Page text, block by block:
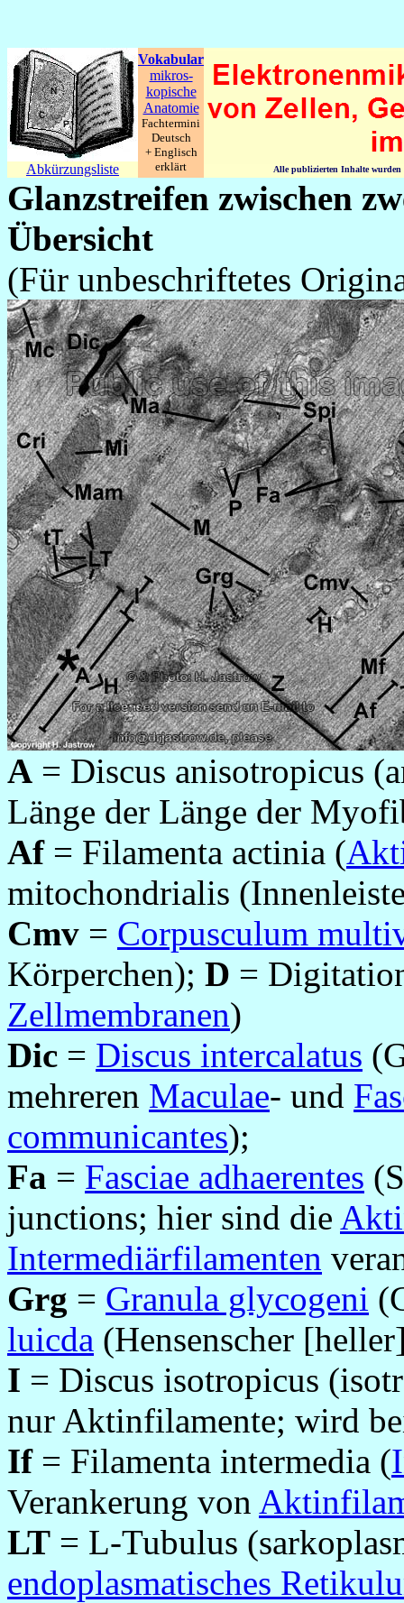
Abkürzungsliste
Vokabular
mikros-
kopische
Anatomie
Fachtermini
Deutsch
+ Englisch
erklärt
Alle publizierten Inhalte
Glanzstreifen zwischen
Übersicht
(Für unbeschriftetes
A = Discus anisotropicus
Länge der Länge der
Af= Filamenta actinia (
mitochondrialis
Cmv = Corpusculum
Körperchen); D =
Zellmembranen)
Dic = Discus intercalatus
mehreren Maculae- und
communicantes);
Fa = Fasciae adhaerentes
junctions; hier sind die
Intermediärfilamenten
Grg = Granula glycogeni
luicda (Hensenscher
I = Discus isotropicus
nur Aktinfilamente; wird
If= Filamenta intermedia (
Verankerung von
LT = L-Tubulus
endoplasmatisches